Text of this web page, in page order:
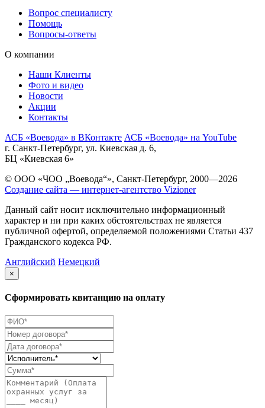
Вопрос специалисту
Помощь
Вопросы-ответы
О компании
Наши Клиенты
Фото и видео
Новости
Акции
Контакты
АСБ «Воевода» в ВКонтакте АСБ «Воевода» на YouTube
г. Санкт-Петербург, ул. Киевская д. 6,
БЦ «Киевская 6»
© ООО «ЧОО „Воевода“», Санкт-Петербург, 2000—2026
Создание сайта — интернет-агентство Vizioner
Данный сайт носит исключительно информационный
характер и ни при каких обстоятельствах не является
публичной офертой, определяемой положениями Статьи 437
Гражданского кодекса РФ.
Английский Немецкий
×
Сформировать квитанцию на оплату